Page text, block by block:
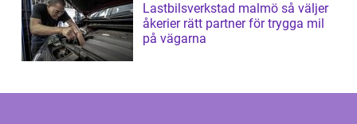
Lastbilsverkstad malmö så väljer
åkerier rätt partner för trygga mil
på vägarna